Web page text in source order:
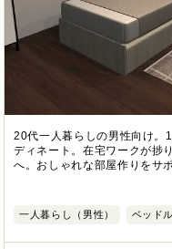
20代一人暮らしの男性向け。
ディネート。在宅ワークが捗
へ。おしゃれな部屋作りをサ
一人暮らし（男性） ベッド